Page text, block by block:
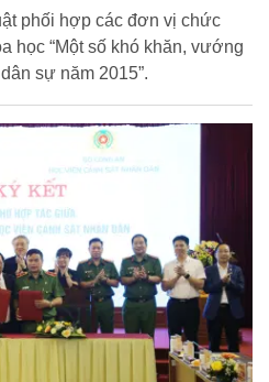
phối hợp các đơn vị chức
học “Một số khó khăn, vướng
sự năm 2015”.